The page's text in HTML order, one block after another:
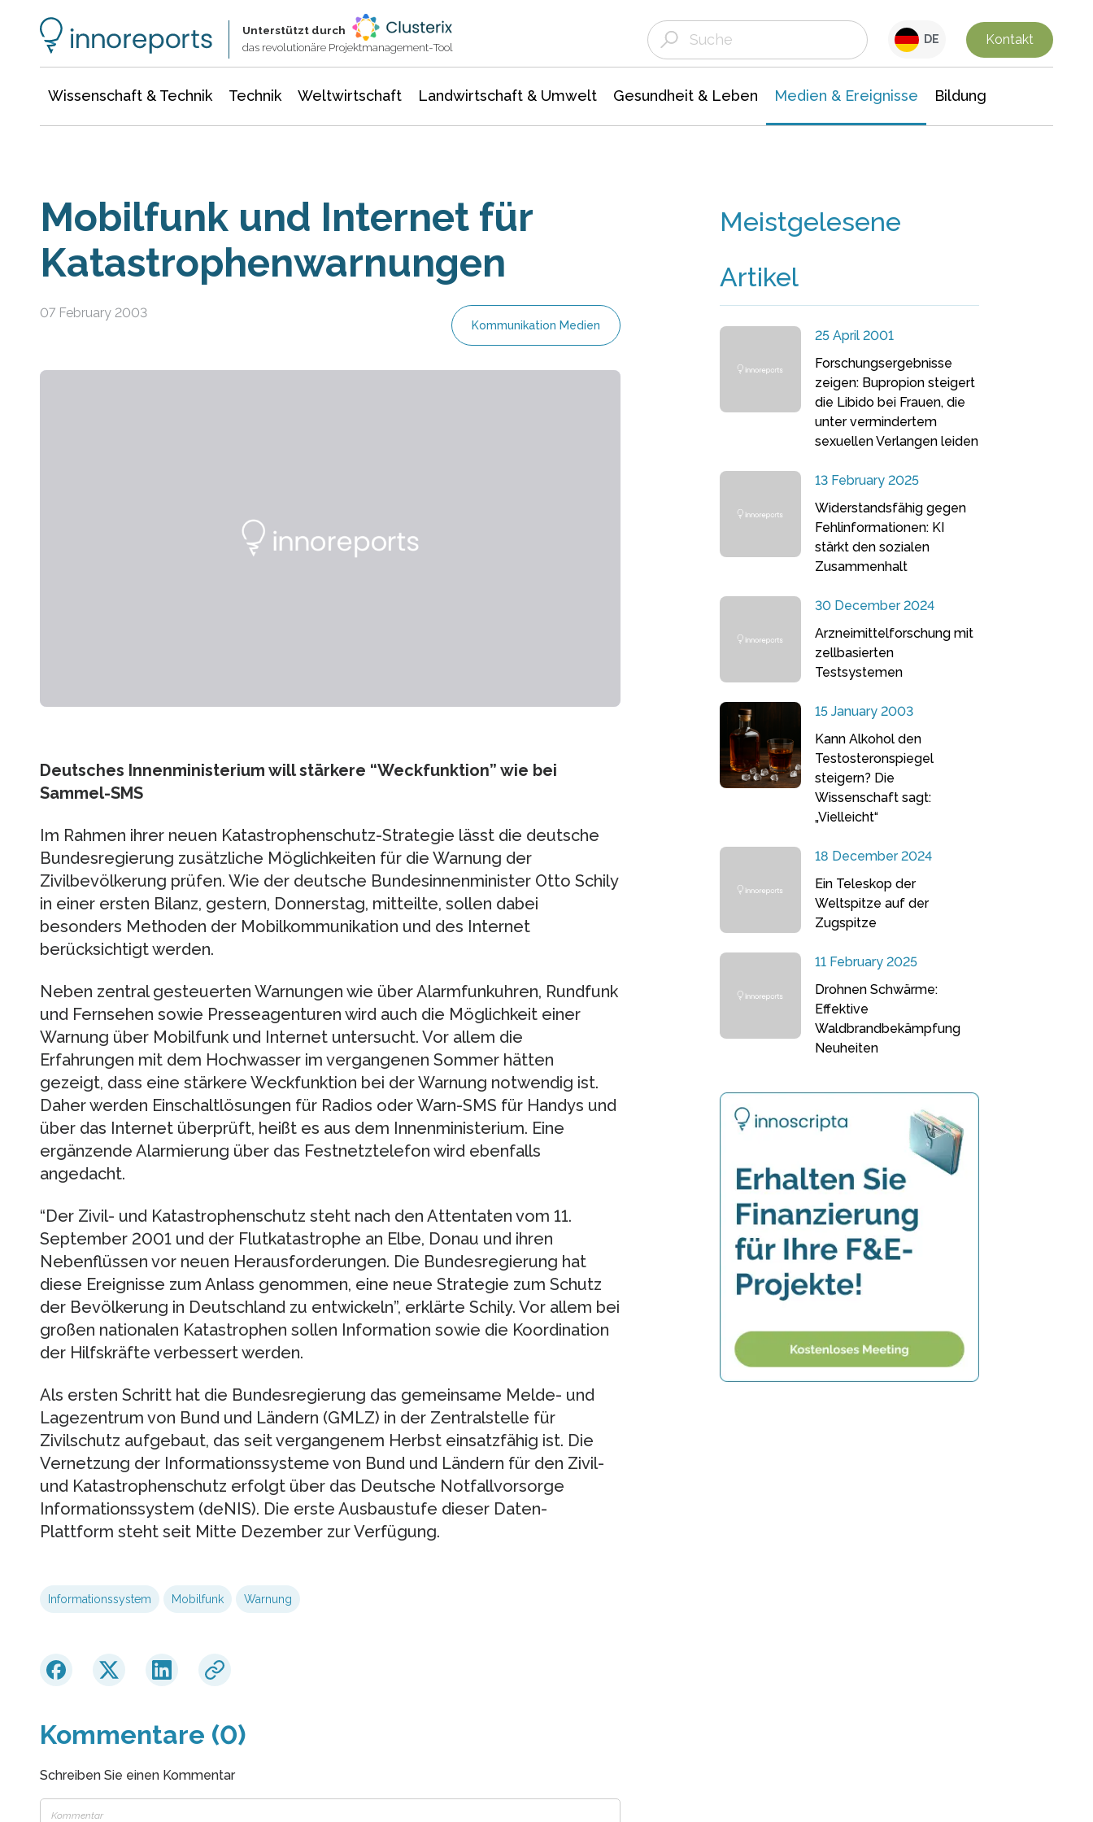
Unterstützt durch
das revolutionäre Projektmanagement-Tool
DE Kontakt
Wissenschaft & Technik Technik Weltwirtschaft Landwirtschaft & Umwelt Gesundheit & Leben Medien & Ereignisse Bildung
Mobilfunk und Internet für
Katastrophenwarnungen
07 February 2003
Kommunikation Medien
Deutsches Innenministerium will stärkere “Weckfunktion” wie bei
Sammel-SMS
Im Rahmen ihrer neuen Katastrophenschutz-Strategie lässt die deutsche
Bundesregierung zusätzliche Möglichkeiten für die Warnung der
Zivilbevölkerung prüfen. Wie der deutsche Bundesinnenminister Otto Schily
in einer ersten Bilanz, gestern, Donnerstag, mitteilte, sollen dabei
besonders Methoden der Mobilkommunikation und des Internet
berücksichtigt werden.
Neben zentral gesteuerten Warnungen wie über Alarmfunkuhren, Rundfunk
und Fernsehen sowie Presseagenturen wird auch die Möglichkeit einer
Warnung über Mobilfunk und Internet untersucht. Vor allem die
Erfahrungen mit dem Hochwasser im vergangenen Sommer hätten
gezeigt, dass eine stärkere Weckfunktion bei der Warnung notwendig ist.
Daher werden Einschaltlösungen für Radios oder Warn-SMS für Handys und
über das Internet überprüft, heißt es aus dem Innenministerium. Eine
ergänzende Alarmierung über das Festnetztelefon wird ebenfalls
angedacht.
“Der Zivil- und Katastrophenschutz steht nach den Attentaten vom 11.
September 2001 und der Flutkatastrophe an Elbe, Donau und ihren
Nebenflüssen vor neuen Herausforderungen. Die Bundesregierung hat
diese Ereignisse zum Anlass genommen, eine neue Strategie zum Schutz
der Bevölkerung in Deutschland zu entwickeln”, erklärte Schily. Vor allem bei
großen nationalen Katastrophen sollen Information sowie die Koordination
der Hilfskräfte verbessert werden.
Als ersten Schritt hat die Bundesregierung das gemeinsame Melde- und
Lagezentrum von Bund und Ländern (GMLZ) in der Zentralstelle für
Zivilschutz aufgebaut, das seit vergangenem Herbst einsatzfähig ist. Die
Vernetzung der Informationssysteme von Bund und Ländern für den Zivil-
und Katastrophenschutz erfolgt über das Deutsche Notfallvorsorge
Informationssystem (deNIS). Die erste Ausbaustufe dieser Daten-
Plattform steht seit Mitte Dezember zur Verfügung.
Informationssystem Mobilfunk Warnung
Kommentare (0)
Schreiben Sie einen Kommentar
Meistgelesene
Artikel
25 April 2001
Forschungsergebnisse
zeigen: Bupropion steigert
die Libido bei Frauen, die
unter vermindertem
sexuellen Verlangen leiden
13 February 2025
Widerstandsfähig gegen
Fehlinformationen: KI
stärkt den sozialen
Zusammenhalt
30 December 2024
Arzneimittelforschung mit
zellbasierten
Testsystemen
15 January 2003
Kann Alkohol den
Testosteronspiegel
steigern? Die
Wissenschaft sagt:
„Vielleicht“
18 December 2024
Ein Teleskop der
Weltspitze auf der
Zugspitze
11 February 2025
Drohnen Schwärme:
Effektive
Waldbrandbekämpfung
Neuheiten